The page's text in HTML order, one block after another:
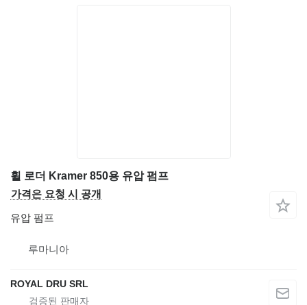
휠 로더 Kramer 850용 유압 펌프
가격은 요청 시 공개
유압 펌프
루마니아
ROYAL DRU SRL